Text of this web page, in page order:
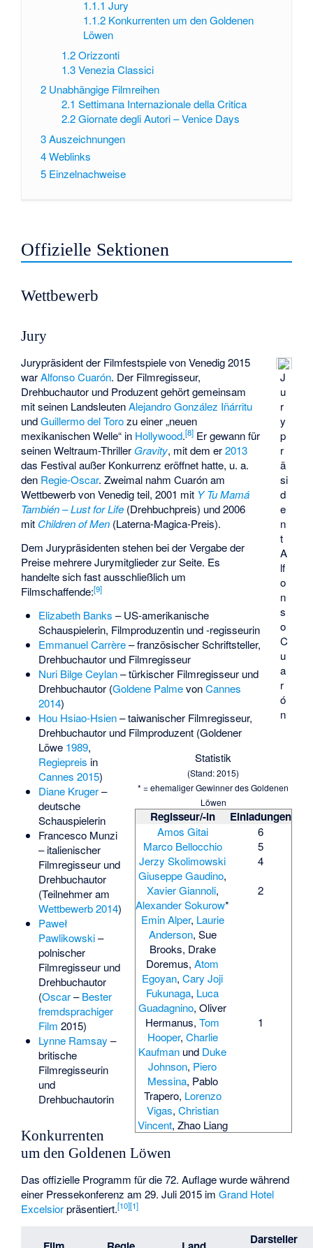
1.1.1 Jury
1.1.2 Konkurrenten um den Goldenen
Löwen
1.2 Orizzonti
1.3 Venezia Classici
2 Unabhängige Filmreihen
2.1 Settimana Internazionale della Critica
2.2 Giornate degli Autori – Venice Days
3Auszeichnungen
4Weblinks
5 Einzelnachweise
Offizielle Sektionen
Wettbewerb
Jury
J
u
r
y
p
r
ä
si
d
e
n
t
A
lf
o
n
s
o
C
u
a
r
ó
n
Statistik
(Stand: 2015)
* = ehemaliger Gewinner des Goldenen
Löwen
Regisseur/-in Einladungen
Amos Gitai
6
Marco Bellocchio
5
Jerzy Skolimowski
4
Giuseppe Gaudino,
Xavier Giannoli,
Alexander Sokurow*
2
Emin Alper, Laurie
Anderson, Sue
Brooks, Drake
Doremus,Atom
Egoyan,Cary Joji
Fukunaga, Luca
Guadagnino,Oliver
Hermanus,Tom
Hooper, Charlie
Kaufman und Duke
Johnson, Piero
Messina, Pablo
Trapero, Lorenzo
Vigas, Christian
Vincent, Zhao Liang
1
Jurypräsident der Filmfestspiele von Venedig 2015
warAlfonso Cuarón. Der Filmregisseur,
Drehbuchautor und Produzent gehört gemeinsam
mit seinen LandsleutenAlejandro González Iñárritu
undGuillermo del Torozu einer „neuen
mexikanischen Welle“ in Hollywood.[8] Er gewann für
seinen Weltraum-Thriller Gravity, mit dem er2013
das Festival außer Konkurrenz eröffnet hatte, u. a.
den Regie-Oscar. Zweimal nahm Cuarón am
Wettbewerb von Venedig teil, 2001 mit Y Tu Mamá
También – Lust for Life (Drehbuchpreis) und 2006
mit Children of Men (Laterna-Magica-Preis).
Dem Jurypräsidenten stehen bei der Vergabe der
Preise mehrere Jurymitglieder zur Seite. Es
handelte sich fast ausschließlich um
Filmschaffende:[9]
Elizabeth Banks – US-amerikanische
Schauspielerin, Filmproduzentin und -regisseurin
Emmanuel Carrère– französischer Schriftsteller,
Drehbuchautor und Filmregisseur
Nuri Bilge Ceylan– türkischer Filmregisseur und
Drehbuchautor (Goldene PalmevonCannes
2014)
Hou Hsiao-Hsien– taiwanischer Filmregisseur,
Drehbuchautor und Filmproduzent (Goldener
Löwe 1989,
Regiepreis in
Cannes 2015)
Diane Kruger–
deutsche
Schauspielerin
Francesco Munzi
– italienischer
Filmregisseur und
Drehbuchautor
(Teilnehmer am
Wettbewerb 2014)
Paweł
Pawlikowski–
polnischer
Filmregisseur und
Drehbuchautor
(Oscar–Bester
fremdsprachiger
Film 2015)
Lynne Ramsay –
britische
Filmregisseurin
und
Drehbuchautorin
Konkurrenten
um den Goldenen Löwen
Das offizielle Programm für die 72. Auflage wurde während
einer Pressekonferenz am 29. Juli 2015 imGrand Hotel
Excelsiorpräsentiert.[10][1]
Darsteller